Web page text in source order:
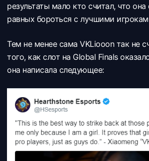
результаты мало кто считал, что
равных бороться с лучшими
Тем не менее сама VKLiooon так не
того, как слот на Global Finals
она написала следующее: